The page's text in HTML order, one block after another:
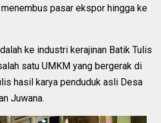
pasar ekspor hingga ke
ke industri kerajinan Batik Tulis
satu UMKM yang bergerak di
hasil karya penduduk asli Desa
Juwana.